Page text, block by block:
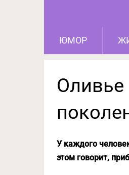
ЮМОР
Оливье
У каждого
этом говорит,